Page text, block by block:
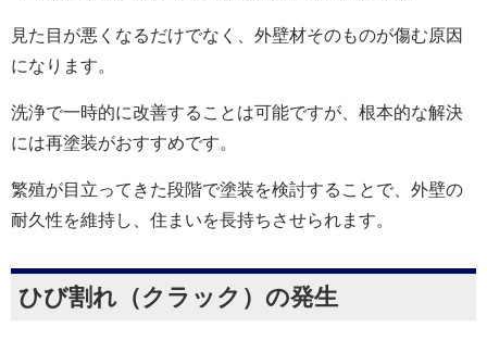
見た目が悪くなるだけでなく、外壁材そのものが傷む原因
になります。
洗浄で一時的に改善することは可能ですが、根本的な解決
には再塗装がおすすめです。
繁殖が目立ってきた段階で塗装を検討することで、外壁の
耐久性を維持し、住まいを長持ちさせられます。
ひび割れ（クラック）の発生